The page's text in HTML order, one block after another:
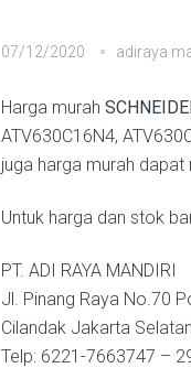
07/12/2020 adiraya
Harga murah
ATV630C16N4,
juga harga murah
Untuk harga dan stok
PT. ADI RAYA MANDIRI
Jl. Pinang Raya No.70
Cilandak Jakarta
Telp: 6221-7663747 –